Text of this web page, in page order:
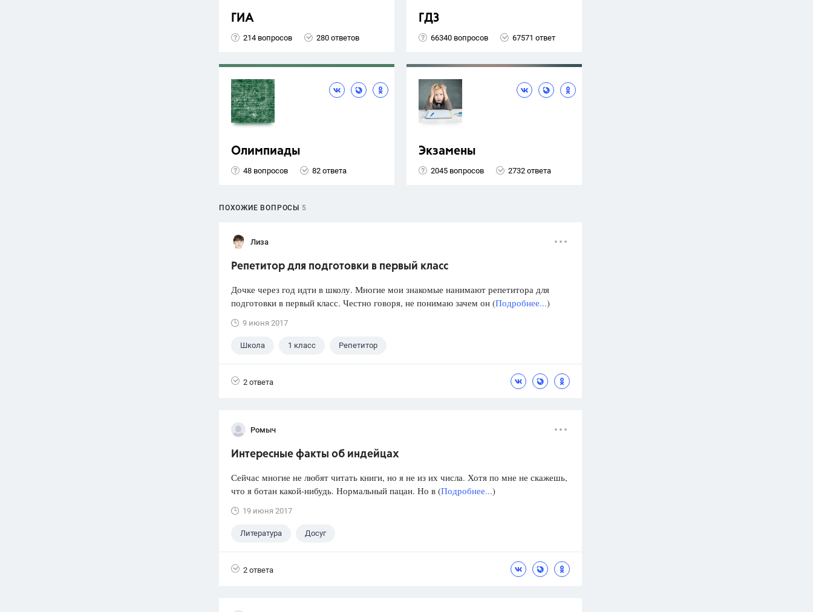
ГИА
214 вопросов 280 ответов
ГДЗ
66340 вопросов 67571 ответ
Олимпиады
48 вопросов 82 ответа
Экзамены
2045 вопросов 2732 ответа
ПОХОЖИЕ ВОПРОСЫ 5
Лиза
Репетитор для подготовки в первый класс
Дочке через год идти в школу. Многие мои знакомые нанимают репетитора для
подготовки в первый класс. Честно говоря, не понимаю зачем он (Подробнее...)
9 июня 2017
Школа 1 класс Репетитор
2 ответа
Ромыч
Интересные факты об индейцах
Сейчас многие не любят читать книги, но я не из их числа. Хотя по мне не скажешь,
что я ботан какой-нибудь. Нормальный пацан. Но в (Подробнее...)
19 июня 2017
Литература Досуг
2 ответа